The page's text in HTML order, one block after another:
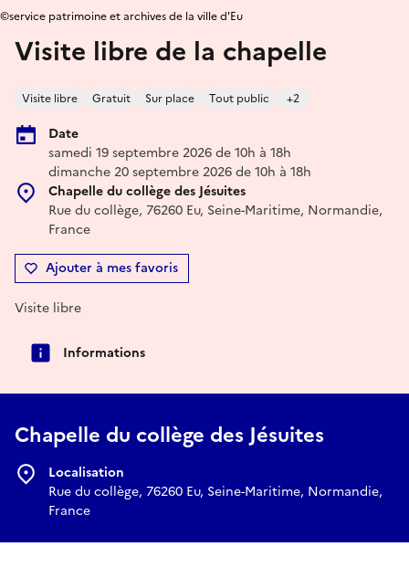
Visite libre de la chapelle
Visite libre Gratuit Sur place Tout public +2
Date
samedi 19 septembre 2026 de 10h à 18h
dimanche 20 septembre 2026 de 10h à 18h
Chapelle du collège des Jésuites
Rue du collège, 76260 Eu, Seine-Maritime, Normandie,
France
Ajouter à mes favoris
©service patrimoine et archives de la ville d'Eu
Visite libre
Informations
Chapelle du collège des Jésuites
Localisation
Rue du collège, 76260 Eu, Seine-Maritime, Normandie,
France